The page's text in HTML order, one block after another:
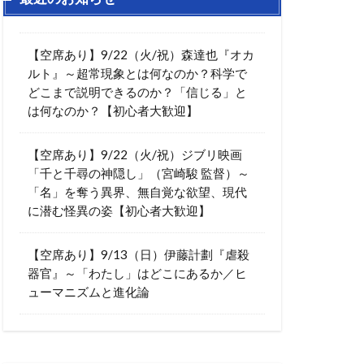
【空席あり】9/22（火/祝）森達也『オカ
ルト』～超常現象とは何なのか？科学で
どこまで説明できるのか？「信じる」と
は何なのか？【初心者大歓迎】
【空席あり】9/22（火/祝）ジブリ映画
「千と千尋の神隠し」（宮崎駿 監督）～
「名」を奪う異界、無自覚な欲望、現代
に潜む怪異の姿【初心者大歓迎】
【空席あり】9/13（日）伊藤計劃『虐殺
器官』～「わたし」はどこにあるか／ヒ
ューマニズムと進化論